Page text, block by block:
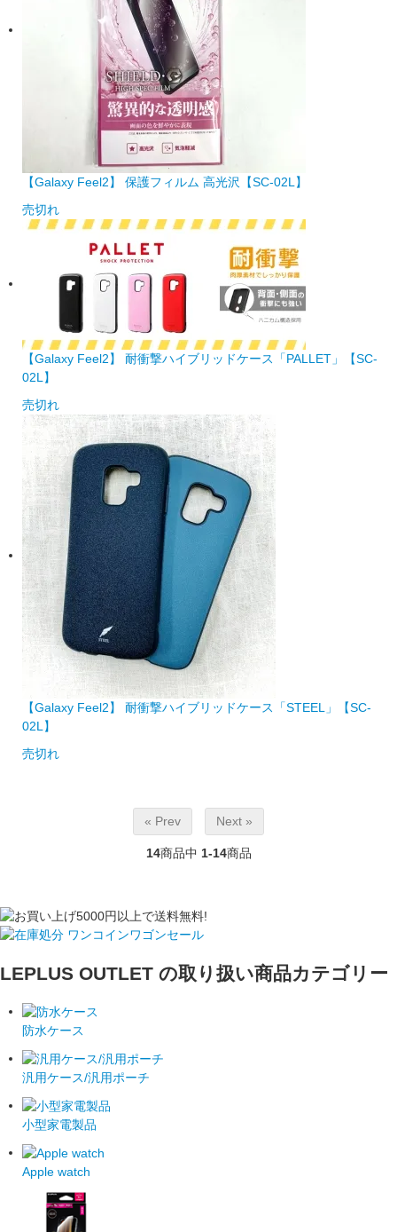
【Galaxy Feel2】 保護フィルム 高光沢【SC-02L】
売切れ
【Galaxy Feel2】 耐衝撃ハイブリッドケース「PALLET」【SC-
02L】
売切れ
【Galaxy Feel2】 耐衝撃ハイブリッドケース「STEEL」【SC-
02L】
売切れ
« Prev Next »
14商品中 1-14商品
LEPLUS OUTLET の取り扱い商品カテゴリー
防水ケース
汎用ケース/汎用ポーチ
小型家電製品
Apple watch